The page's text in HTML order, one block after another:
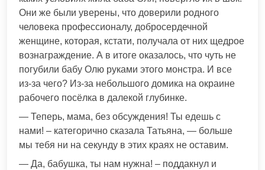
Они же были уверены, что доверили родного
человека профессионалу, добросердечной
женщине, которая, кстати, получала от них щедрое
вознаграждение. А в итоге оказалось, что чуть не
погубили бабу Олю руками этого монстра. И все
из-за чего? Из-за небольшого домика на окраине
рабочего посёлка в далекой глубинке.
— Теперь, мама, без обсуждения! Ты едешь с
нами! – категорично сказала Татьяна, — больше
мы тебя ни на секунду в этих краях не оставим.
— Да, бабушка, ты нам нужна! – поддакнул и